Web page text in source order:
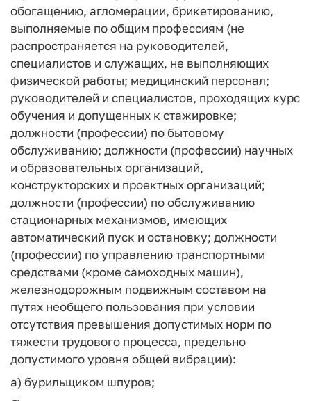
обогащению, агломерации, брикетированию,
выполняемые по общим профессиям (не
распространяется на руководителей,
специалистов и служащих, не выполняющих
физической работы; медицинский персонал;
руководителей и специалистов, проходящих курс
обучения и допущенных к стажировке;
должности (профессии) по бытовому
обслуживанию; должности (профессии) научных
и образовательных организаций,
конструкторских и проектных организаций;
должности (профессии) по обслуживанию
стационарных механизмов, имеющих
автоматический пуск и остановку; должности
(профессии) по управлению транспортными
средствами (кроме самоходных машин),
железнодорожным подвижным составом на
путях необщего пользования при условии
отсутствия превышения допустимых норм по
тяжести трудового процесса, предельно
допустимого уровня общей вибрации):
а) бурильщиком шпуров;